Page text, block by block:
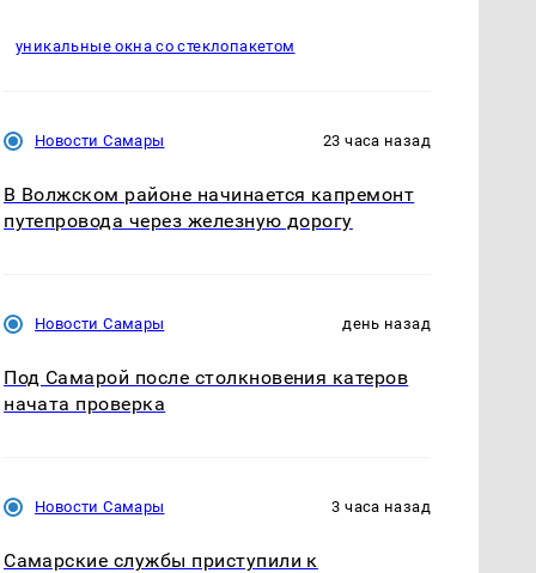
уникальные окна со стеклопакетом
Новости Самары 23 часа назад
В Волжском районе начинается капремонт
путепровода через железную дорогу
Новости Самары день назад
Под Самарой после столкновения катеров
начата проверка
Новости Самары 3 часа назад
Самарские службы приступили к